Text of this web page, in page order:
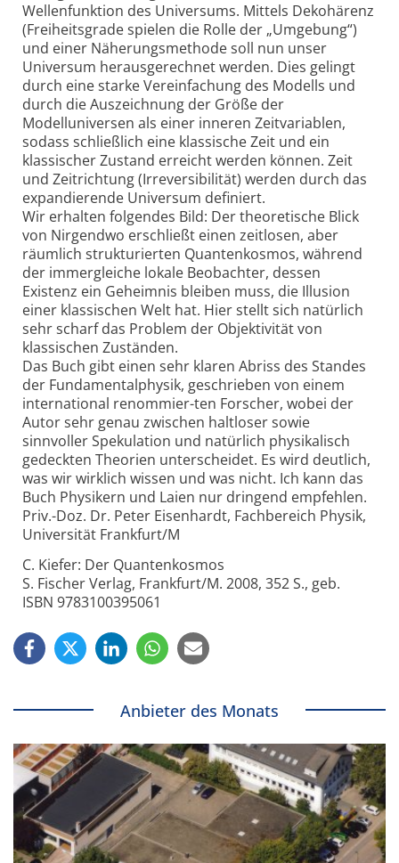
Wellenfunktion des Universums. Mittels Dekohärenz
(Freiheitsgrade spielen die Rolle der „Umgebung“)
und einer Näherungsmethode soll nun unser
Universum herausgerechnet werden. Dies gelingt
durch eine starke Vereinfachung des Modells und
durch die Auszeichnung der Größe der
Modelluniversen als einer inneren Zeitvariablen,
sodass schließlich eine klassische Zeit und ein
klassischer Zustand erreicht werden können. Zeit
und Zeitrichtung (Irreversibilität) werden durch das
expandierende Universum definiert.
Wir erhalten folgendes Bild: Der theoretische Blick
von Nirgendwo erschließt einen zeitlosen, aber
räumlich strukturierten Quantenkosmos, während
der immergleiche lokale Beobachter, dessen
Existenz ein Geheimnis bleiben muss, die Illusion
einer klassischen Welt hat. Hier stellt sich natürlich
sehr scharf das Problem der Objektivität von
klassischen Zuständen.
Das Buch gibt einen sehr klaren Abriss des Standes
der Fundamentalphysik, geschrieben von einem
international renommier-ten Forscher, wobei der
Autor sehr genau zwischen haltloser sowie
sinnvoller Spekulation und natürlich physikalisch
gedeckten Theorien unterscheidet. Es wird deutlich,
was wir wirklich wissen und was nicht. Ich kann das
Buch Physikern und Laien nur dringend empfehlen.
Priv.-Doz. Dr. Peter Eisenhardt, Fachbereich Physik,
Universität Frankfurt/M
C. Kiefer: Der Quantenkosmos
S. Fischer Verlag, Frankfurt/M. 2008, 352 S., geb.
ISBN 9783100395061
Anbieter des Monats